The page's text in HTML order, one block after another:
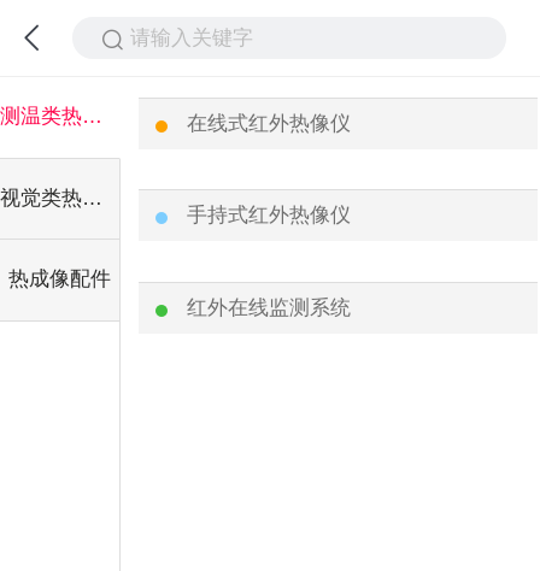
请输入关键字
测温类热像仪
视觉类热像仪
热成像配件
在线式红外热像仪
手持式红外热像仪
红外在线监测系统